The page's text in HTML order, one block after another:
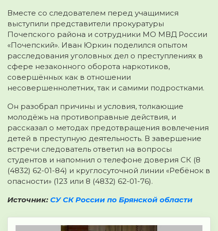
Вместе со следователем перед учащимися
выступили представители прокуратуры
Почепского района и сотрудники МО МВД России
«Почепский». Иван Юркин поделился опытом
расследования уголовных дел о преступлениях в
сфере незаконного оборота наркотиков,
совершённых как в отношении
несовершеннолетних, так и самими подростками.
Он разобрал причины и условия, толкающие
молодёжь на противоправные действия, и
рассказал о методах предотвращения вовлечения
детей в преступную деятельность. В завершение
встречи следователь ответил на вопросы
студентов и напомнил о телефоне доверия СК (8
(4832) 62-01-84) и круглосуточной линии «Ребёнок в
опасности» (123 или 8 (4832) 62-01-76).
Источник: СУ СК России по Брянской области